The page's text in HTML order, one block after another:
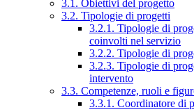
3.1. Obiettivi del progetto
3.2. Tipologie di progetti
3.2.1. Tipologie di
coinvolti nel servizio
3.2.2. Tipologie di
3.2.3. Tipologie di
intervento
3.3. Competenze, ruoli e
3.3.1. Coordinatore di